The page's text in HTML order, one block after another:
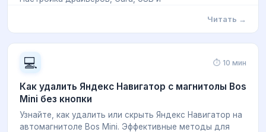
Читать →
💻 ⏱ 10 мин
Как удалить Яндекс Навигатор с магнитолы Bos
Mini без кнопки
Узнайте, как удалить или скрыть Яндекс Навигатор на
автомагнитоле Bos Mini. Эффективные методы для